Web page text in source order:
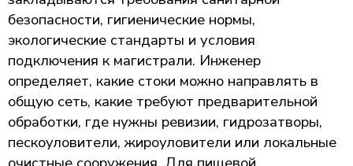
безопасности, гигиенические нормы,
экологические стандарты и условия
подключения к магистрали. Инженер
определяет, какие стоки можно направлять в
общую сеть, какие требуют предварительной
обработки, где нужны ревизии, гидрозатворы,
пескоуловители, жироуловители или локальные